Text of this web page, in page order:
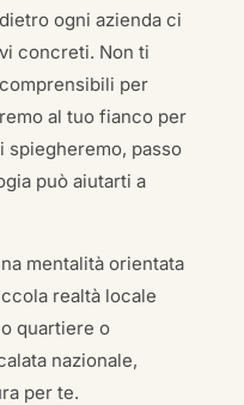
ogni azienda ci
concreti. Non ti
per
al tuo fianco per
spiegheremo, passo
può aiutarti a
mentalità orientata
realtà locale
quartiere o
nazionale,
per te.